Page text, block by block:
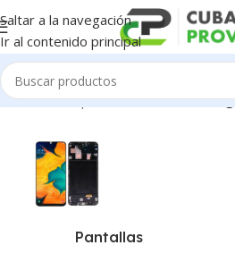
Saltar a la navegación
Ir al contenido principal
Inicio/Piezas para Celulares/Samsung
Pantallas